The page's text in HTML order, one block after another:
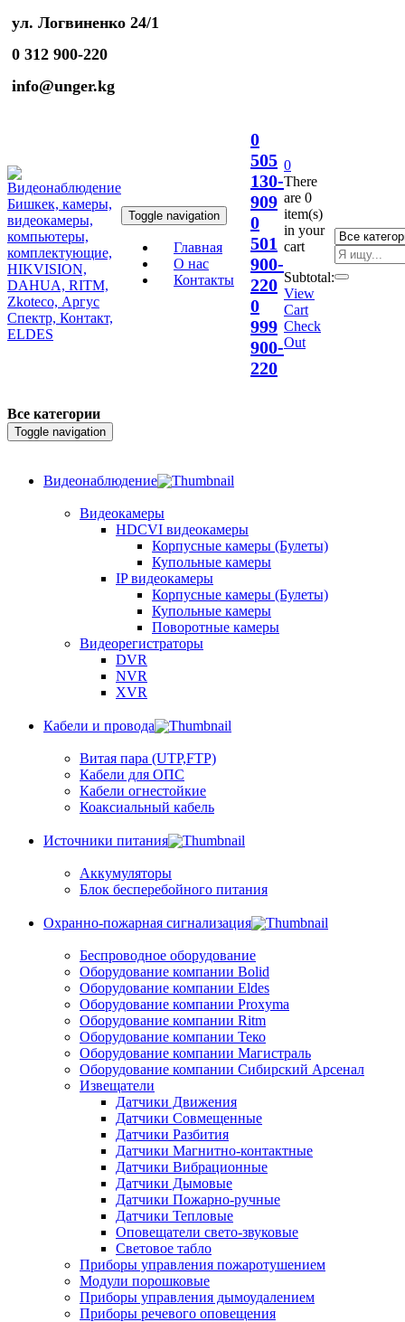
ул. Логвиненко 24/1
0 312 900-220
info@unger.kg
Toggle navigation
Главная
О нас
Контакты
0
505
130-
909
0
501
900-
220
0
999
900-
220
0
There
are 0
item(s)
in your
cart
Subtotal:
View
Cart
Check
Out
Все категории
Toggle navigation
Видеонаблюдение
Видеокамеры
HDCVI видеокамеры
Корпусные камеры (Булеты)
Купольные камеры
IP видеокамеры
Корпусные камеры (Булеты)
Купольные камеры
Поворотные камеры
Видеорегистраторы
DVR
NVR
XVR
Кабели и провода
Витая пара (UTP,FTP)
Кабели для ОПС
Кабели огнестойкие
Коаксиальный кабель
Источники питания
Аккумуляторы
Блок бесперебойного питания
Охранно-пожарная сигнализация
Беспроводное оборудование
Оборудование компании Bolid
Оборудование компании Eldes
Оборудование компании Proxyma
Оборудование компании Ritm
Оборудование компании Теко
Оборудование компании Магистраль
Оборудование компании Сибирский Арсенал
Извещатели
Датчики Движения
Датчики Совмещенные
Датчики Разбития
Датчики Магнитно-контактные
Датчики Вибрационные
Датчики Дымовые
Датчики Пожарно-ручные
Датчики Тепловые
Оповещатели свето-звуковые
Световое табло
Приборы управления пожаротушением
Модули порошковые
Приборы управления дымоудалением
Приборы речевого оповещения